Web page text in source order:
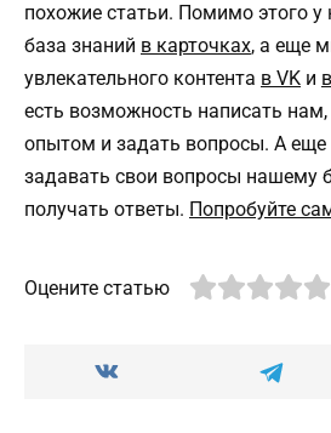
похожие статьи. Помимо этого у
база знаний в карточках, а еще
увлекательного контента в VK и
есть возможность написать
опытом и задать вопросы. А
задавать свои вопросы нашему
получать ответы. Попробуйте
Оцените статью